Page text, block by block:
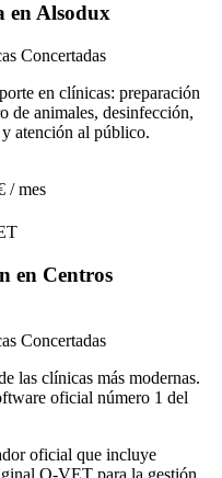
en Alsodux
Concertadas
en clínicas: preparación
de animales, desinfección,
atención al público.
/ mes
en Centros
Concertadas
las clínicas más modernas.
oficial número 1 del
oficial que incluye